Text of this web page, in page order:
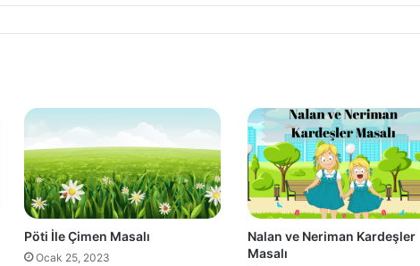
Pöti İle Çimen Masalı
Ocak 25, 2023
Nalan ve Neriman Kardeşler
Masalı